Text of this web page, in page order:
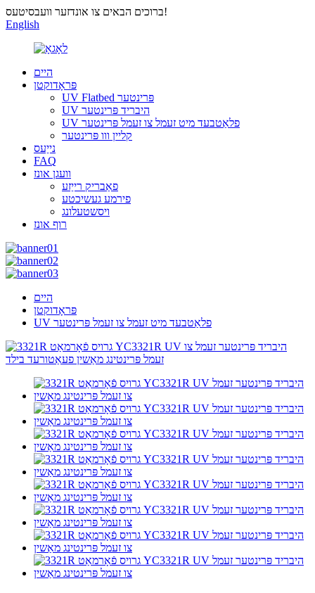
ברוכים הבאים צו אונדזער וועבסיטעס!
English
היים
פּראָדוקטן
UV Flatbed פּרינטער
UV היבריד פּרינטער
UV פלאַטבעד מיט זעמל צו זעמל פּרינטער
קליין ווו פּרינטער
נייַעס
FAQ
וועגן אונז
פאַבריק רייַזע
פירמע געשיכטע
ויסשטעלונג
רוף אונז
היים
פּראָדוקטן
UV פלאַטבעד מיט זעמל צו זעמל פּרינטער